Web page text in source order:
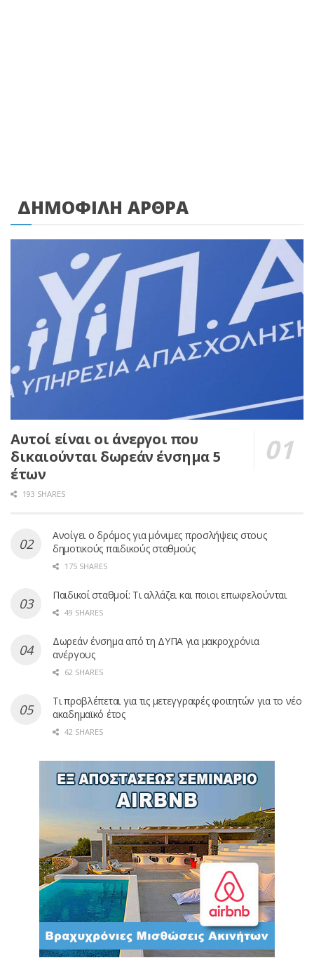
ΔΗΜΟΦΙΛΗ ΑΡΘΡΑ
Αυτοί είναι οι άνεργοι που
δικαιούνται δωρεάν ένσημα 5
έτων
193 SHARES
Ανοίγει ο δρόμος για μόνιμες προσλήψεις στους
δημοτικούς παιδικούς σταθμούς
175 SHARES
Παιδικοί σταθμοί: Τι αλλάζει και ποιοι επωφελούνται
49 SHARES
Δωρεάν ένσημα από τη ΔΥΠΑ για μακροχρόνια
ανέργους
62 SHARES
Τι προβλέπεται για τις μετεγγραφές φοιτητών για το νέο
ακαδημαϊκό έτος
42 SHARES